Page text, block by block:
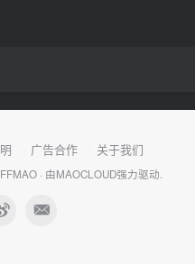
广告合作 关于我们
· 由MAOCLOUD强力驱动.